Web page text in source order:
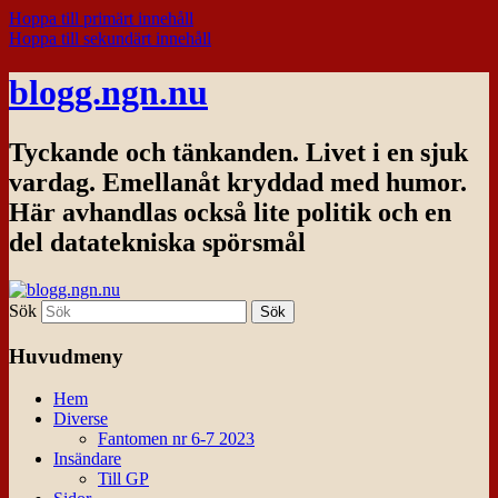
Hoppa till primärt innehåll
Hoppa till sekundärt innehåll
blogg.ngn.nu
Tyckande och tänkanden. Livet i en sjuk
vardag. Emellanåt kryddad med humor.
Här avhandlas också lite politik och en
del datatekniska spörsmål
Sök
Huvudmeny
Hem
Diverse
Fantomen nr 6-7 2023
Insändare
Till GP